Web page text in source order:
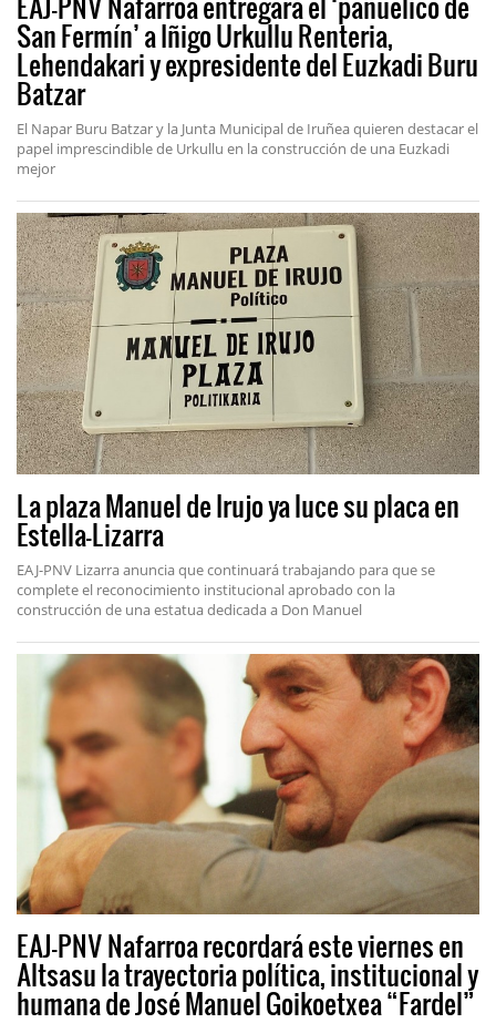
San Fermín’ a Iñigo Urkullu Renteria,
Lehendakari y expresidente del Euzkadi Buru
Batzar
El Napar Buru Batzar y la Junta Municipal de Iruñea quieren destacar el
papel imprescindible de Urkullu en la construcción de una Euzkadi
mejor
La plaza Manuel de Irujo ya luce su placa en
Estella-Lizarra
EAJ-PNV Lizarra anuncia que continuará trabajando para que se
complete el reconocimiento institucional aprobado con la
construcción de una estatua dedicada a Don Manuel
EAJ-PNV Nafarroa recordará este viernes en
Altsasu la trayectoria política, institucional y
humana de José Manuel Goikoetxea “Fardel”